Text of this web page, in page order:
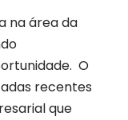
na área da
O
recentes
que